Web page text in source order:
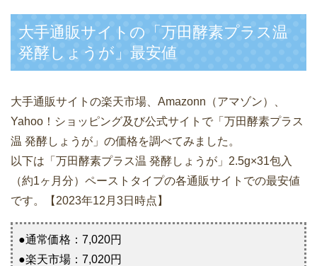
大手通販サイトの「万田酵素プラス温
発酵しょうが」最安値
大手通販サイトの楽天市場、Amazonn（アマゾン）、
Yahoo！ショッピング及び公式サイトで「万田酵素プラス
温 発酵しょうが」の価格を調べてみました。
以下は「万田酵素プラス温 発酵しょうが」2.5g×31包入
（約1ヶ月分）ペーストタイプの各通販サイトでの最安値
です。【2023年12月3日時点】
●通常価格：7,020円
●楽天市場：7,020円